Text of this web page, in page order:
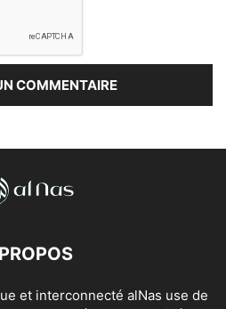
et interconnecté alNas use de